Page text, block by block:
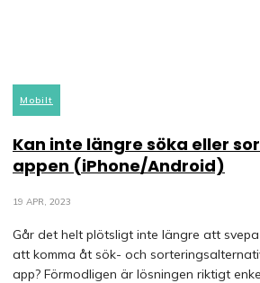
Mobilt
Kan inte längre söka eller
appen (iPhone/Android)
19 APR, 2023
Går det helt plötsligt inte längre att
att komma åt sök- och
app? Förmodligen är lösningen riktigt